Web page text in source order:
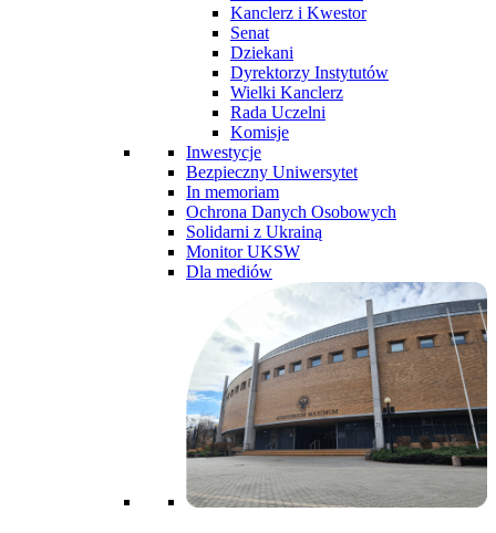
Kanclerz i Kwestor
Senat
Dziekani
Dyrektorzy Instytutów
Wielki Kanclerz
Rada Uczelni
Komisje
Inwestycje
Bezpieczny Uniwersytet
In memoriam
Ochrona Danych Osobowych
Solidarni z Ukrainą
Monitor UKSW
Dla mediów